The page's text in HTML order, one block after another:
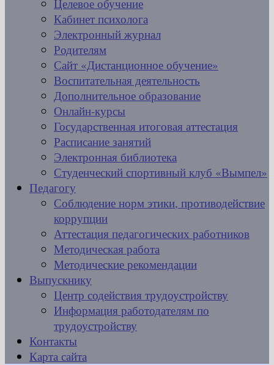
Целевое обучение
Кабинет психолога
Электронный журнал
Родителям
Сайт «Дистанционное обучение»
Воспитательная деятельность
Дополнительное образование
Онлайн-курсы
Государственная итоговая аттестация
Расписание занятий
Электронная библиотека
Студенческий спортивный клуб «Вымпел»
Педагогу
Соблюдение норм этики, противодействие
коррупции
Аттестация педагогических работников
Методическая работа
Методические рекомендации
Выпускнику
Центр содействия трудоустройству
Информация работодателям по
трудоустройству
Контакты
Карта сайта